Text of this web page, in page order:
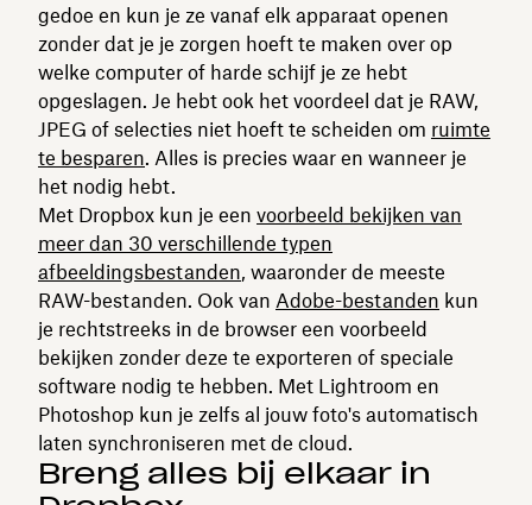
gedoe en kun je ze vanaf elk apparaat openen
zonder dat je je zorgen hoeft te maken over op
welke computer of harde schijf je ze hebt
opgeslagen. Je hebt ook het voordeel dat je RAW,
JPEG of selecties niet hoeft te scheiden om ruimte
te besparen. Alles is precies waar en wanneer je
het nodig hebt.
Met Dropbox kun je een voorbeeld bekijken van
meer dan 30 verschillende typen
afbeeldingsbestanden, waaronder de meeste
RAW-bestanden. Ook van Adobe-bestanden kun
je rechtstreeks in de browser een voorbeeld
bekijken zonder deze te exporteren of speciale
software nodig te hebben. Met Lightroom en
Photoshop kun je zelfs al jouw foto's automatisch
laten synchroniseren met de cloud.
Breng alles bij elkaar in